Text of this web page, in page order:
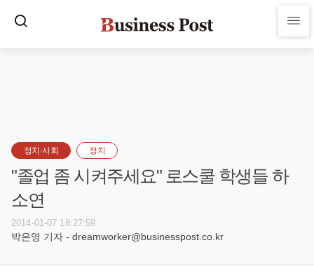
정치·사회 정치
"졸업 좀 시켜주세요" 로스쿨 학생들 하
소연
2014-01-07 18:27:59
박은영 기자 - dreamworker@businesspost.co.kr